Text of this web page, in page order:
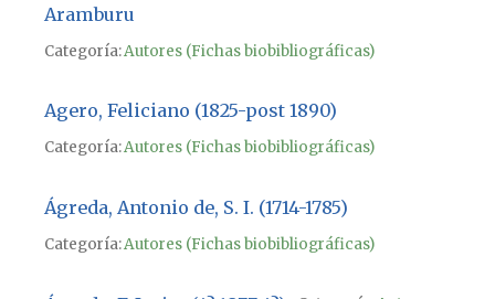
Aramburu
Categoría:Autores (Fichas biobibliográficas)
Agero, Feliciano (1825-post 1890)
Categoría:Autores (Fichas biobibliográficas)
Ágreda, Antonio de, S. I. (1714-1785)
Categoría:Autores (Fichas biobibliográficas)